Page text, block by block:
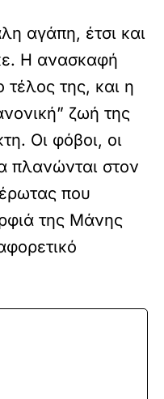
αγάπη, έτσι και
Η ανασκαφή
τέλος της, και η
ζωή της
Οι φόβοι, οι
πλανώνται στον
που
της Μάνης